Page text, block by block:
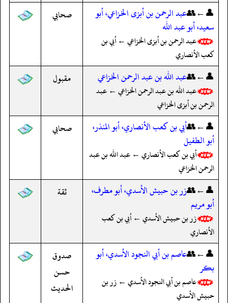
👤←👥عبد الرحمن بن أبزى الخزاعي، أبو
سعيد، أبو عبد الله
عبد الرحمن بن أبزى الخزاعي ← أبي بن
كعب الأنصاري
صحابي
👤←👥عبد الله بن عبد الرحمن الخزاعي
عبد الله بن عبد الرحمن الخزاعي ← عبد
الرحمن بن أبزى الخزاعي
مقبول
👤←👥أبي بن كعب الأنصاري، أبو المنذر،
أبو الطفيل
أبي بن كعب الأنصاري ← عبد الله بن عبد
الرحمن الخزاعي
صحابي
👤←👥زر بن حبيش الأسدي، أبو مطرف،
أبو مريم
زر بن حبيش الأسدي ← أبي بن كعب
الأنصاري
ثقة
👤←👥عاصم بن أبي النجود الأسدي، أبو
بكر
عاصم بن أبي النجود الأسدي ← زر بن
حبيش الأسدي
صدوق
حسن
الحديث